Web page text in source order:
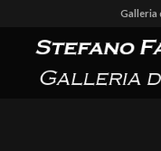
Galleria